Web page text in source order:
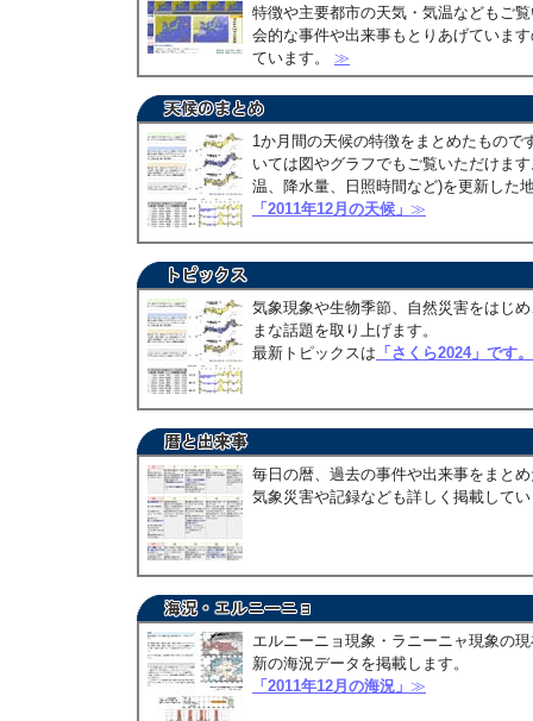
特徴や主要都市の天気・気温などもご
会的な事件や出来事もとりあげていま
ています。 ≫
1か月間の天候の特徴をまとめたもので
いては図やグラフでもご覧いただけま
温、降水量、日照時間など)を更新した
「2011年12月の天候」 ≫
気象現象や生物季節、自然災害をはじ
まな話題を取り上げます。
最新トピックスは 「さくら2024」です。
毎日の暦、過去の事件や出来事をまと
気象災害や記録なども詳しく掲載して
エルニーニョ現象・ラニーニャ現象の
新の海況データを掲載します。
「2011年12月の海況」 ≫